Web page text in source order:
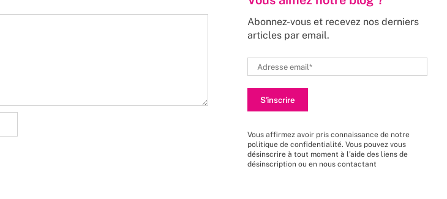
Abonnez-vous et recevez nos derniers
articles par email.
Vous affirmez avoir pris connaissance de notre
politique de confidentialité. Vous pouvez vous
désinscrire à tout moment à l’aide des liens de
désinscription ou en nous contactant